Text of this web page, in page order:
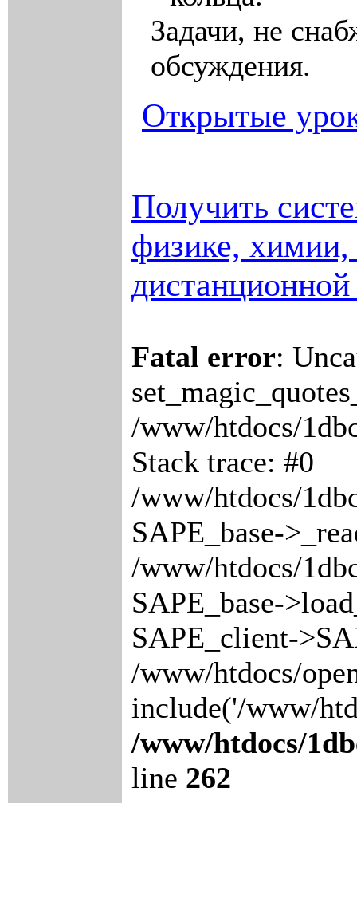
Задачи, не
обсуждения.
Открытые
Получить
физике, химии,
Fatal error:
/www/htdocs/
Stack trace: #0
/www/htdocs/
SAPE_base-
/www/htdocs/
SAPE_base-
SAPE_client-
/www/htdocs/
include('/www/
/www/htdocs/
line 262